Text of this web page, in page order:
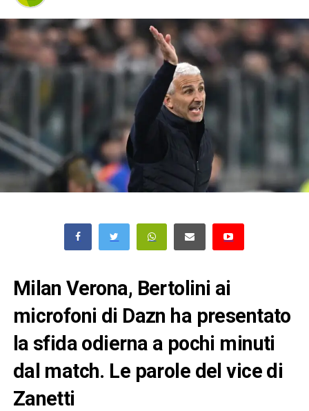
Milan Verona, Bertolini ai
microfoni di Dazn ha presentato
la sfida odierna a pochi minuti
dal match. Le parole del vice di
Zanetti